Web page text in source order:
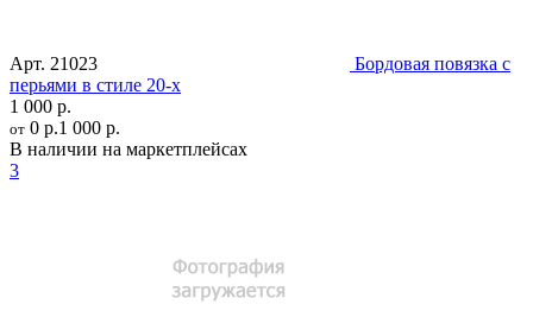
Арт. 21023
Бордовая повязка с
перьями в стиле 20-х
1 000 р.
от 0 р.1 000 р.
В наличии на маркетплейсах
3